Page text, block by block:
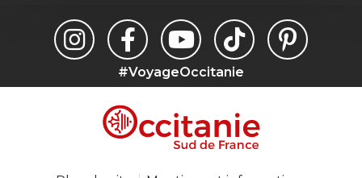
#VoyageOccitanie